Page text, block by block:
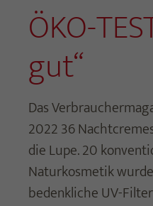
ÖKO-
gut“
Das
2022 36
die Lupe. 20
Naturkosmetik
bedenkliche UV-